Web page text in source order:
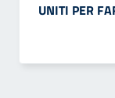
UNITI PER